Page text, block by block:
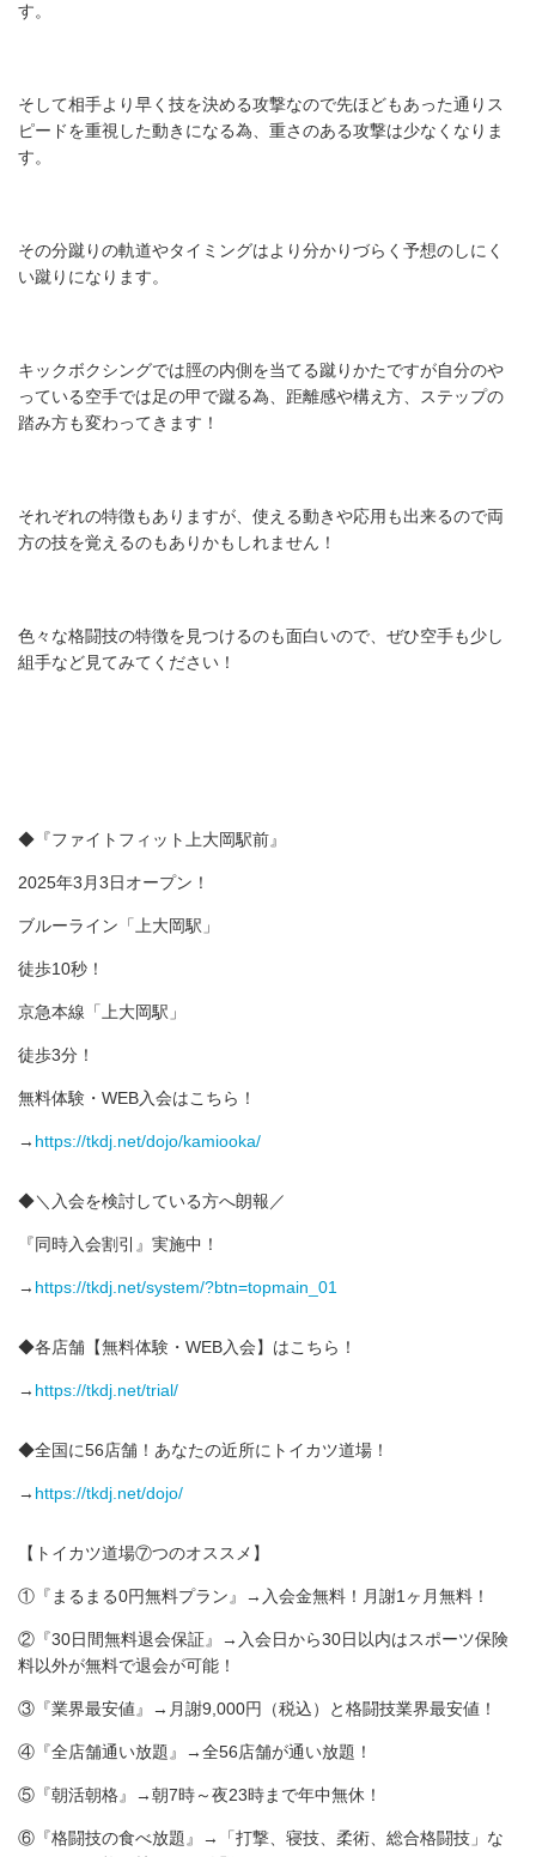
す。
そして相手より早く技を決める攻撃なので先ほどもあった通りス
ピードを重視した動きになる為、重さのある攻撃は少なくなりま
す。
その分蹴りの軌道やタイミングはより分かりづらく予想のしにく
い蹴りになります。
キックボクシングでは脛の内側を当てる蹴りかたですが自分のや
っている空手では足の甲で蹴る為、距離感や構え方、ステップの
踏み方も変わってきます！
それぞれの特徴もありますが、使える動きや応用も出来るので両
方の技を覚えるのもありかもしれません！
色々な格闘技の特徴を見つけるのも面白いので、ぜひ空手も少し
組手など見てみてください！
◆『ファイトフィット上大岡駅前』
2025年3月3日オープン！
ブルーライン「上大岡駅」
徒歩10秒！
京急本線「上大岡駅」
徒歩3分！
無料体験・WEB入会はこちら！
→ https://tkdj.net/dojo/kamiooka/
◆＼入会を検討している方へ朗報／
『同時入会割引』実施中！
→ https://tkdj.net/system/?btn=topmain_01
◆各店舗【無料体験・WEB入会】はこちら！
→ https://tkdj.net/trial/
◆全国に56店舗！あなたの近所にトイカツ道場！
→ https://tkdj.net/dojo/
【トイカツ道場⑦つのオススメ】
①『まるまる0円無料プラン』→入会金無料！月謝1ヶ月無料！
②『30日間無料退会保証』→入会日から30日以内はスポーツ保険
料以外が無料で退会が可能！
③『業界最安値』→月謝9,000円（税込）と格闘技業界最安値！
④『全店舗通い放題』→全56店舗が通い放題！
⑤『朝活朝格』→朝7時～夜23時まで年中無休！
⑥『格闘技の食べ放題』→「打撃、寝技、柔術、総合格闘技」な